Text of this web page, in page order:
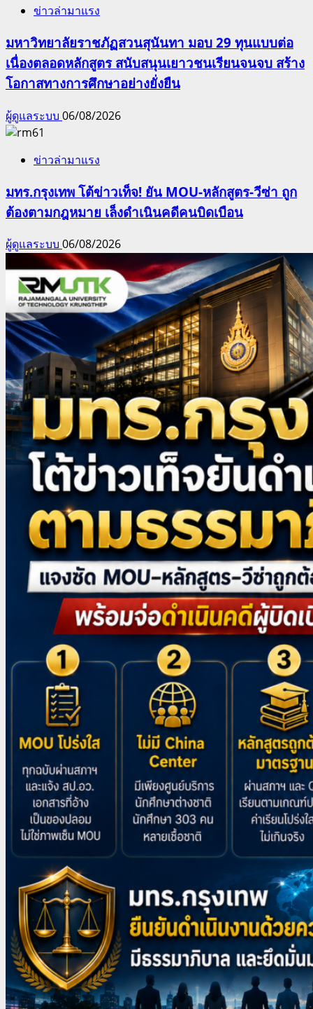
ข่าวล่ามาแรง
มหาวิทยาลัยราชภัฏสวนสุนันทา มอบ 29 ทุนแบบต่อ
เนื่องตลอดหลักสูตร สนับสนุนเยาวชนเรียนจนจบ สร้าง
โอกาสทางการศึกษาอย่างยั่งยืน
ผู้ดูแลระบบ 06/08/2026
ข่าวล่ามาแรง
มทร.กรุงเทพ โต้ข่าวเท็จ! ยัน MOU-หลักสูตร-วีซ่า ถูก
ต้องตามกฎหมาย เล็งดำเนินคดีคนบิดเบือน
ผู้ดูแลระบบ 06/08/2026